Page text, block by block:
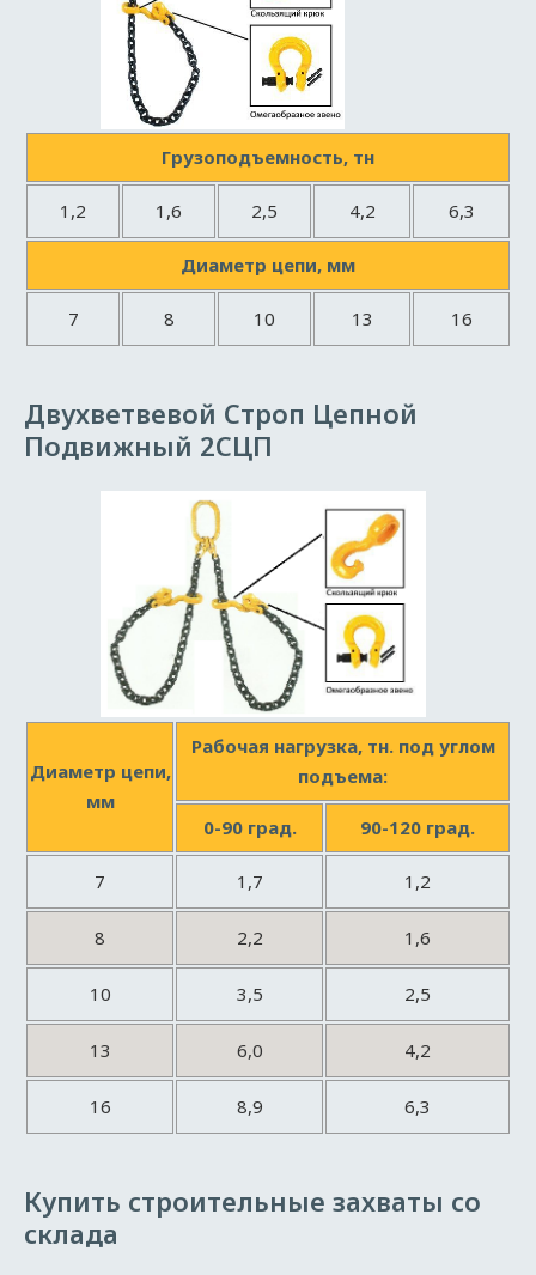
Грузоподъемность, тн
1,2 1,6 2,5 4,2 6,3
Диаметр цепи, мм
7 8 10 13 16
Двухветвевой Строп Цепной
Подвижный 2СЦП
Диаметр цепи,
мм
Рабочая нагрузка, тн. под углом
подъема:
0-90 град. 90-120 град.
7 1,7 1,2
8 2,2 1,6
10 3,5 2,5
13 6,0 4,2
16 8,9 6,3
Купить строительные захваты со
склада